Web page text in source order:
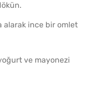
alarak ince bir omlet
ve mayonezi